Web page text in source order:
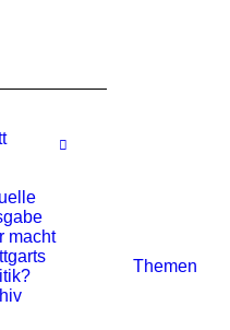
macht
Themen